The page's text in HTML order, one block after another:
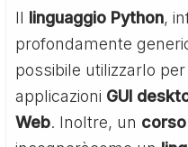
Il linguaggio Python,
profondamente
possibile utilizzarlo
applicazioni GUI
Web. Inoltre, un